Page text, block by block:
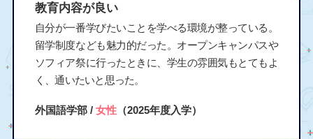
教育内容が良い
自分が一番学びたいことを学べる環境が整っている。
留学制度なども魅力的だった。オープンキャンパスや
ソフィア祭に行ったときに、学生の雰囲気もとてもよ
く、通いたいと思った。
外国語学部 / 女性（2025年度入学）